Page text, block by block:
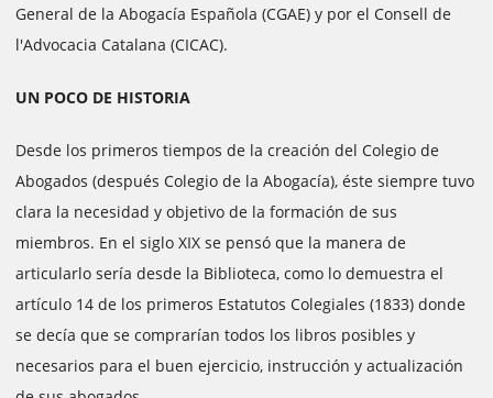
General de la Abogacía Española (CGAE) y por el Consell de
l'Advocacia Catalana (CICAC).
UN POCO DE HISTORIA
Desde los primeros tiempos de la creación del Colegio de
Abogados (después Colegio de la Abogacía), éste siempre tuvo
clara la necesidad y objetivo de la formación de sus
miembros. En el siglo XIX se pensó que la manera de
articularlo sería desde la Biblioteca, como lo demuestra el
artículo 14 de los primeros Estatutos Colegiales (1833) donde
se decía que se comprarían todos los libros posibles y
necesarios para el buen ejercicio, instrucción y actualización